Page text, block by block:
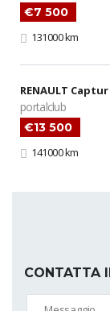
€7 500
131000 km
RENAULT
portalclub
€13 500
141000 km
CONTATTA